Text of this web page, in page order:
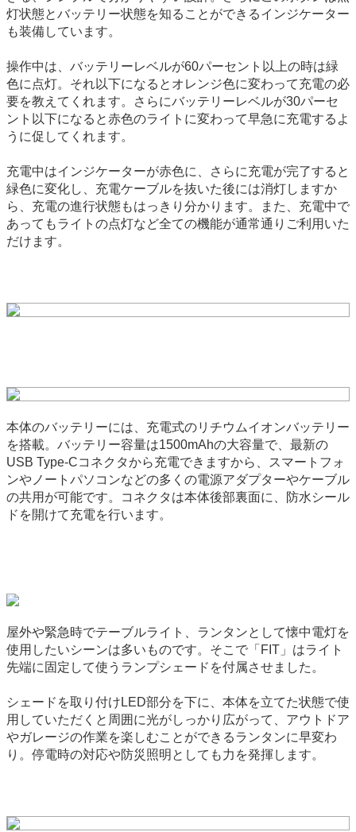
灯状態とバッテリー状態を知ることができるインジケーター
も装備しています。
操作中は、バッテリーレベルが60パーセント以上の時は緑
色に点灯。それ以下になるとオレンジ色に変わって充電の必
要を教えてくれます。さらにバッテリーレベルが30パーセ
ント以下になると赤色のライトに変わって早急に充電するよ
うに促してくれます。
充電中はインジケーターが赤色に、さらに充電が完了すると
緑色に変化し、充電ケーブルを抜いた後には消灯しますか
ら、充電の進行状態もはっきり分かります。また、充電中で
あってもライトの点灯など全ての機能が通常通りご利用いた
だけます。
本体のバッテリーには、充電式のリチウムイオンバッテリー
を搭載。バッテリー容量は1500mAhの大容量で、最新の
USB Type-Cコネクタから充電できますから、スマートフォ
ンやノートパソコンなどの多くの電源アダプターやケーブル
の共用が可能です。コネクタは本体後部裏面に、防水シール
ドを開けて充電を行います。
屋外や緊急時でテーブルライト、ランタンとして懐中電灯を
使用したいシーンは多いものです。そこで「FIT」はライト
先端に固定して使うランプシェードを付属させました。
シェードを取り付けLED部分を下に、本体を立てた状態で使
用していただくと周囲に光がしっかり広がって、アウトドア
やガレージの作業を楽しむことができるランタンに早変わ
り。停電時の対応や防災照明としても力を発揮します。